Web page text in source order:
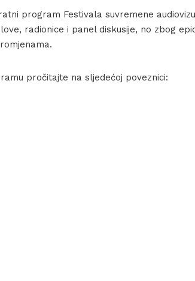
program Festivala suvremene
radionice i panel diskusije, no zbog
pročitajte na sljedećoj poveznici: